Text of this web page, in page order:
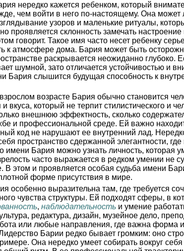
нередко кажется ребенком, который
чем войти в него по-настоящему. Она может
узоров и маленькие ритуалы,
проявляется склонность замечать настроение
говорит. Такое имя часто несет ребенку
к атмосфере дома. Бария может быть
раскрывается неожиданно глубоко.
шумной, зато отличается устойчивостью и
Бария слышится будущая способность к
возрасте Бария обычно становится
который не терпит стилистического и
внешнюю эффектность, сколько
и профессиональной среде. Ей важно
код не нарушают ее внутренний лад.
пространство сдержанной элегантности, где
имени Бария можно узнать личность, которая
часто выражается в редком умении не
В этом и проявляется особая судьба имени
форме присутствия в мире.
особенно выразительна там, где требуется
чувства структуры. Ей подходят сферы, в
, наблюдательность и умение
редактура, дизайн, музейное дело,
или любые направления, где важна форма и
Барии редко бывает громким: оно
Она нередко умеет собирать вокруг